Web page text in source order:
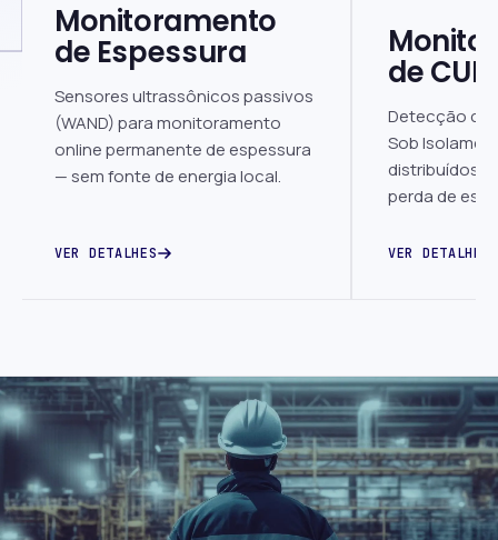
Monitoramento
de Espessura
Sensores ultrassônicos passivos
(WAND) para monitoramento
online permanente de espessura
— sem fonte de energia local.
VER DETALHES
de CUI
Detecção
Sob
distribuídos
perda de
VER DETALHES